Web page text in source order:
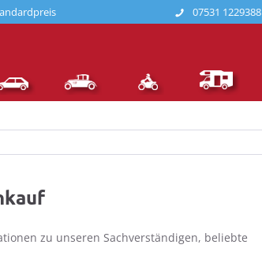
07531 1229388
zu unseren Sachverständigen, beliebte